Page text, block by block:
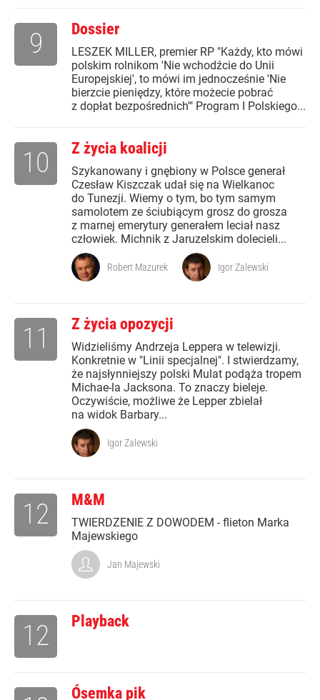
Dossier
LESZEK MILLER, premier RP "Każdy, kto mówi
polskim rolnikom 'Nie wchodźcie do Unii
Europejskiej', to mówi im jednocześnie 'Nie
bierzcie pieniędzy, które możecie pobrać
z dopłat bezpośrednich'" Program I Polskiego...
9
Z życia koalicji
Szykanowany i gnębiony w Polsce generał
Czesław Kiszczak udał się na Wielkanoc
do Tunezji. Wiemy o tym, bo tym samym
samolotem ze ściubiącym grosz do grosza
z marnej emerytury generałem leciał nasz
człowiek. Michnik z Jaruzelskim dolecieli...
10
Robert Mazurek Igor Zalewski
Z życia opozycji
Widzieliśmy Andrzeja Leppera w telewizji.
Konkretnie w "Linii specjalnej". I stwierdzamy,
że najsłynniejszy polski Mulat podąża tropem
Michae-la Jacksona. To znaczy bieleje.
Oczywiście, możliwe że Lepper zbielał
na widok Barbary...
11
Igor Zalewski
M&M
TWIERDZENIE Z DOWODEM - flieton Marka
Majewskiego
12
Jan Majewski
Playback
12
Ósemka pik